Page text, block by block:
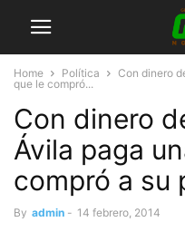
Home Política
Con dinero
que le compró...
Con dinero
Ávila paga
compró a su
By admin - 14 febrero, 2014